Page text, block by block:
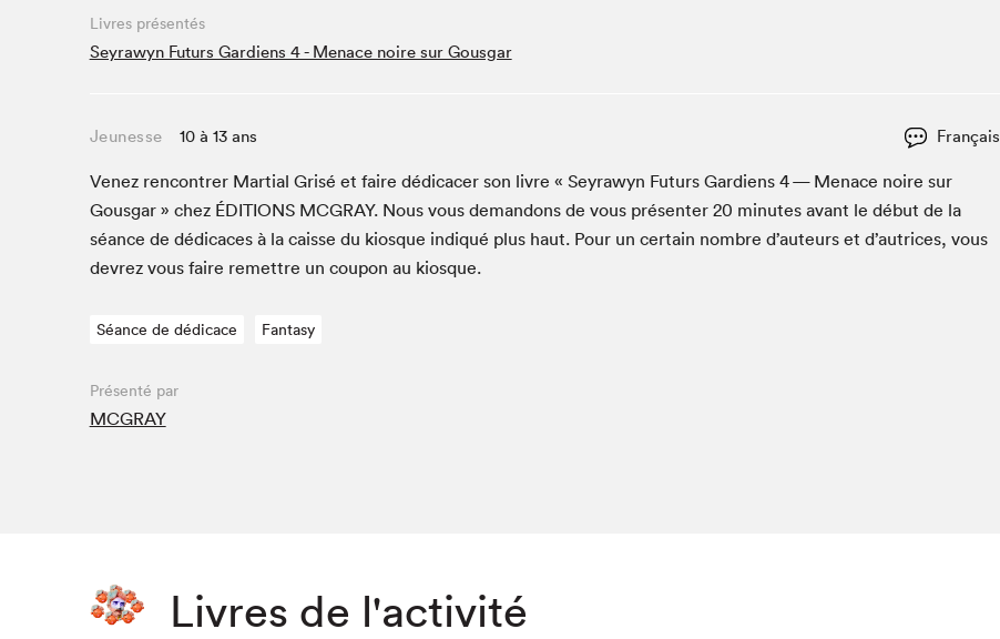
Café La Presse
Espace Côte-des-Neiges
La lecture en cadeau
Le grand jeu de lecture à voix haute du Salon du livre
de Montréal
Le Salon dans ta classe
Lettres québécoises au Salon
Liseur Public
Louisiane enracinée et branchée
Matinées scolaires Hydro-Québec
Mur des illustrateur·rice·s
Livres présentés
Seyrawyn Futurs Gardiens 4 - Menace noire sur Gousgar
Jeunesse 10 à 13 ans Français
Venez ren­con­tr­er Mar­tial Grisé et faire dédi­cac­er son livre « Seyrawyn Futurs Gar­di­ens 4— Men­ace noire sur
Gous­gar » chez ÉDI­TIONS MCGRAY. Nous vous deman­dons de vous présen­ter 20 min­utes avant le début de la
séance de dédi­caces à la caisse du kiosque indiqué plus haut. Pour un cer­tain nom­bre d’auteurs et d’autrices, vous
devrez vous faire remet­tre un coupon au kiosque.
Séance de dédicace Fantasy
Présenté par
MCGRAY
Livres de l'activité